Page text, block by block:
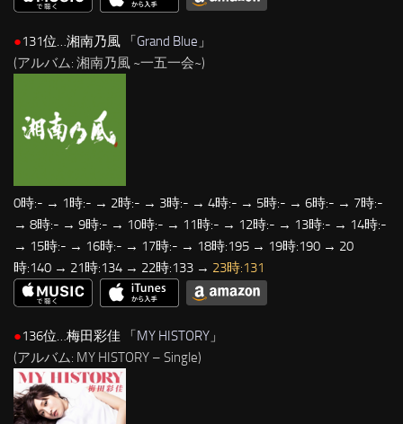
●131位…湘南乃風 「 Grand Blue 」
(アルバム: 湘南乃風 ~一五一会~)
0時:- → 1時:- → 2時:- → 3時:- → 4時:- → 5時:- → 6時:- → 7時:-
→ 8時:- → 9時:- → 10時:- → 11時:- → 12時:- → 13時:- → 14時:-
→ 15時:- → 16時:- → 17時:- → 18時:195 → 19時:190 → 20
時:140 → 21時:134 → 22時:133 → 23時:131
●136位…梅田彩佳 「MY HISTORY 」
(アルバム: MY HISTORY – Single)